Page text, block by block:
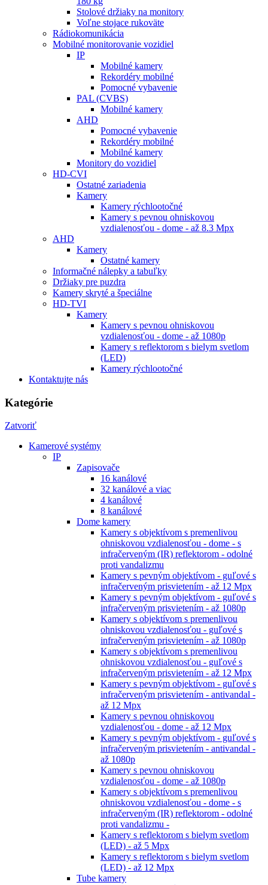
Stolové držiaky na monitory
Voľne stojace rukoväte
Rádiokomunikácia
Mobilné monitorovanie vozidiel
IP
Mobilné kamery
Rekordéry mobilné
Pomocné vybavenie
PAL (CVBS)
Mobilné kamery
AHD
Pomocné vybavenie
Rekordéry mobilné
Mobilné kamery
Monitory do vozidiel
HD-CVI
Ostatné zariadenia
Kamery
Kamery rýchlootočné
Kamery s pevnou ohniskovou
vzdialenosťou - dome - až 8.3 Mpx
AHD
Kamery
Ostatné kamery
Informačné nálepky a tabuľky
Držiaky pre puzdra
Kamery skryté a špeciálne
HD-TVI
Kamery
Kamery s pevnou ohniskovou
vzdialenosťou - dome - až 1080p
Kamery s reflektorom s bielym svetlom
(LED)
Kamery rýchlootočné
Kontaktujte nás
Kategórie
Zatvoriť
Kamerové systémy
IP
Zapisovače
16 kanálové
32 kanálové a viac
4 kanálové
8 kanálové
Dome kamery
Kamery s objektívom s premenlivou
ohniskovou vzdialenosťou - dome - s
infračerveným (IR) reflektorom - odolné
proti vandalizmu
Kamery s pevným objektívom - guľové s
infračerveným prisvietením - až 12 Mpx
Kamery s pevným objektívom - guľové s
infračerveným prisvietením - až 1080p
Kamery s objektívom s premenlivou
ohniskovou vzdialenosťou - guľové s
infračerveným prisvietením - až 1080p
Kamery s objektívom s premenlivou
ohniskovou vzdialenosťou - guľové s
infračerveným prisvietením - až 12 Mpx
Kamery s pevným objektívom - guľové s
infračerveným prisvietením - antivandal -
až 12 Mpx
Kamery s pevnou ohniskovou
vzdialenosťou - dome - až 12 Mpx
Kamery s pevným objektívom - guľové s
infračerveným prisvietením - antivandal -
až 1080p
Kamery s pevnou ohniskovou
vzdialenosťou - dome - až 1080p
Kamery s objektívom s premenlivou
ohniskovou vzdialenosťou - dome - s
infračerveným (IR) reflektorom - odolné
proti vandalizmu -
Kamery s reflektorom s bielym svetlom
(LED) - až 5 Mpx
Kamery s reflektorom s bielym svetlom
(LED) - až 12 Mpx
Tube kamery